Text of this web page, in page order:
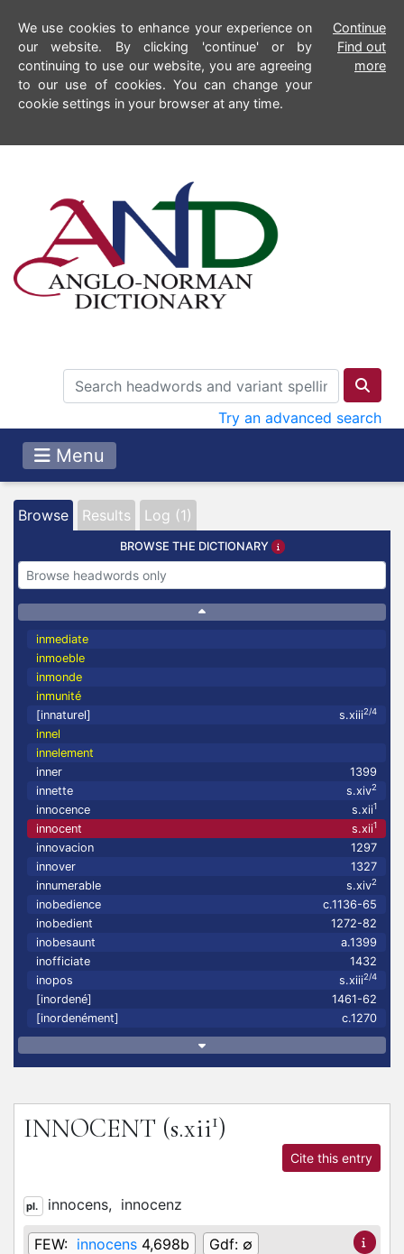
We use cookies to enhance your experience on
our website. By clicking 'continue' or by
continuing to use our website, you are agreeing
to our use of cookies. You can change your
cookie settings in your browser at any time.
Continue
Find out
more
Try an advanced search
Menu
Browse Results Log (1)
BROWSE THE DICTIONARY
inmediate
inmoeble
inmonde
inmunité
[innaturel]
s.xiii2/4
innel
innelement
inner
1399
innette
s.xiv2
innocence s.xii1
innocent s.xii1
innovacion
1297
innover
1327
innumerable
s.xiv2
inobedience
c.1136-65
inobedient
1272-82
inobesaunt
a.1399
inofficiate
1432
inopos
s.xiii2/4
[inordené]
1461-62
[inordenément]
c.1270
INNOCENT (s.xii1)
Cite this entry
pl. innocens, innocenz
FEW: innocens 4,698b Gdf: ∅